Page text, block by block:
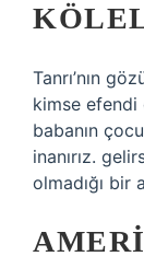
Tanrı’nın
kimse efendi
babanın
inanırız.
olmadığı bir